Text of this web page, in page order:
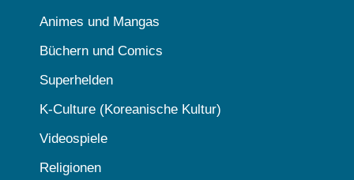
Animes und Mangas
Büchern und Comics
Superhelden
K-Culture (Koreanische Kultur)
Videospiele
Religionen